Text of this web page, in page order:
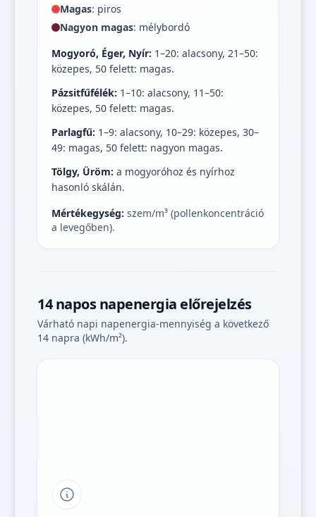
Magas: piros
Nagyon magas: mélybordó
Mogyoró, Éger, Nyír: 1–20: alacsony, 21–50:
közepes, 50 felett: magas.
Pázsitfűfélék: 1–10: alacsony, 11–50:
közepes, 50 felett: magas.
Parlagfű: 1–9: alacsony, 10–29: közepes, 30–
49: magas, 50 felett: nagyon magas.
Tölgy, Üröm: a mogyoróhoz és nyírhoz
hasonló skálán.
Mértékegység: szem/m³ (pollenkoncentráció
a levegőben).
14 napos napenergia előrejelzés
Várható napi napenergia-mennyiség a következő
14 napra (kWh/m²).
Tipp a grafikon jelmagyarázatához